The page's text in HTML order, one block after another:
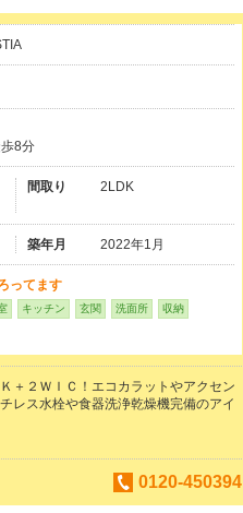
8分
間取り 2LDK
築年月 2022年1月
ってます
キッチン 玄関 洗面所 収納
＋２ＷＩＣ！エコカラットやアクセン
レス水栓や食器洗浄乾燥機完備のアイ
0120-450394